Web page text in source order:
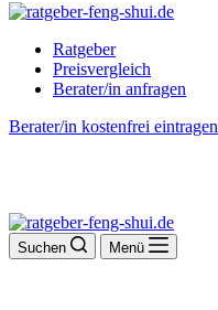
Ratgeber
Preisvergleich
Berater/in anfragen
Berater/in kostenfrei eintragen
Suchen Menü